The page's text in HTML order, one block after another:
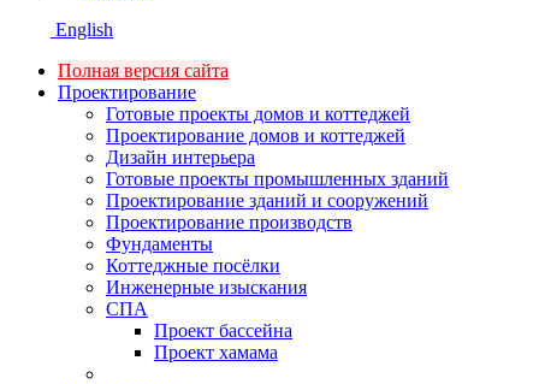
English
Полная версия сайта
Проектирование
Готовые проекты домов и коттеджей
Проектирование домов и коттеджей
Дизайн интерьера
Готовые проекты промышленных зданий
Проектирование зданий и сооружений
Проектирование производств
Фундаменты
Коттеджные посёлки
Инженерные изыскания
СПА
Проект бассейна
Проект хамама